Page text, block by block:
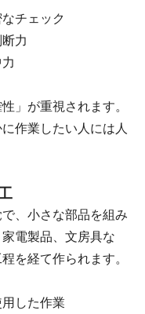
チェック
力
」が重視されます。
作業したい人には人
、小さな部品を組み
電製品、文房具な
を経て作られます。
した作業